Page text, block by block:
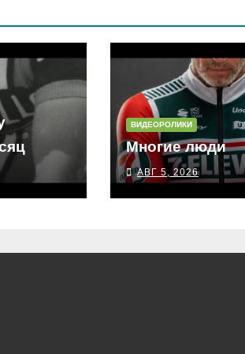
ВИДЕОРОЛИКИ
Многие люди
АВГ 5, 2026